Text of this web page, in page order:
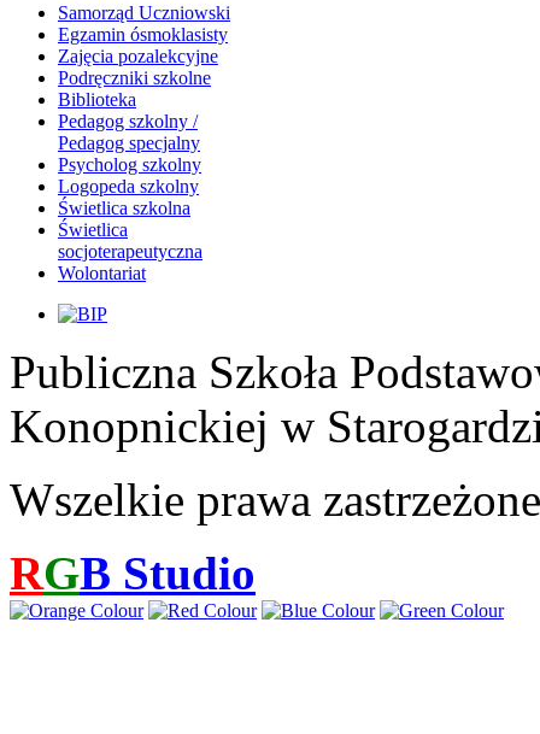
Samorząd Uczniowski
Egzamin ósmoklasisty
Zajęcia pozalekcyjne
Podręczniki szkolne
Biblioteka
Pedagog szkolny /
Pedagog specjalny
Psycholog szkolny
Logopeda szkolny
Świetlica szkolna
Świetlica
socjoterapeutyczna
Wolontariat
Publiczna Szkoła
Konopnickiej w
Wszelkie prawa zastrzeżone
RGB Studio